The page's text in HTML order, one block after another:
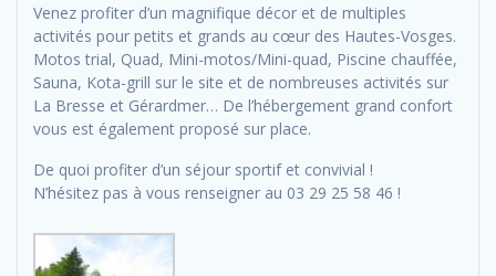
Venez profiter d’un magnifique décor et de multiples
activités pour petits et grands au cœur des Hautes-Vosges.
Motos trial, Quad, Mini-motos/Mini-quad, Piscine chauffée,
Sauna, Kota-grill sur le site et de nombreuses activités sur
La Bresse et Gérardmer… De l’hébergement grand confort
vous est également proposé sur place.
De quoi profiter d’un séjour sportif et convivial !
N’hésitez pas à vous renseigner au 03 29 25 58 46 !